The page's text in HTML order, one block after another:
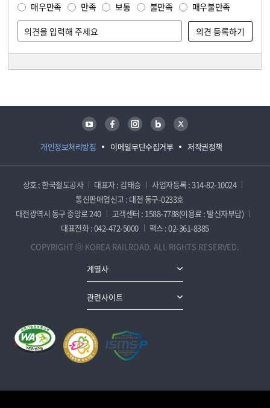
매우만족 만족 보통 불만족 매우불만족
개인정보처리방침 이메일무단수집거부 저작권정책
유튜브 페이스북 인스타그램 블로그 트위터
상호 : 한국철도공사 대표자 : 김태승
사업자등록 : 314-82-10024
통신판매업신고 : 대전 동구-0233호
대전광역시 동구 중앙로 240
고객센터 : 1588-7788(이용료 : 발신자부담)
대표전화 : 042-472-5000
팩스 : 02-361-8385
COPYRIGHT ⓒ KOREA RAILROAD. ALL RIGHTS RESERVED.
계열사
관련사이트